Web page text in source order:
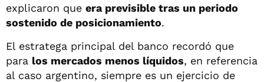
explicaron que era previsible tras un periodo
sostenido de posicionamiento.
El estratega principal del banco recordó que
para los mercados menos líquidos, en referencia
al caso argentino, siempre es un ejercicio de